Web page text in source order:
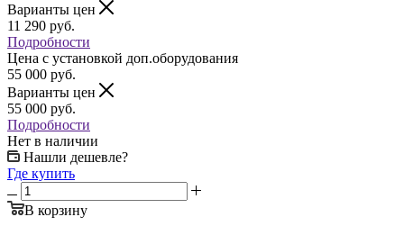
Варианты цен
11 290 руб.
Подробности
Цена c установкой доп.оборудования
55 000 руб.
Варианты цен
55 000 руб.
Подробности
Нет в наличии
Нашли дешевле?
Где купить
В корзину